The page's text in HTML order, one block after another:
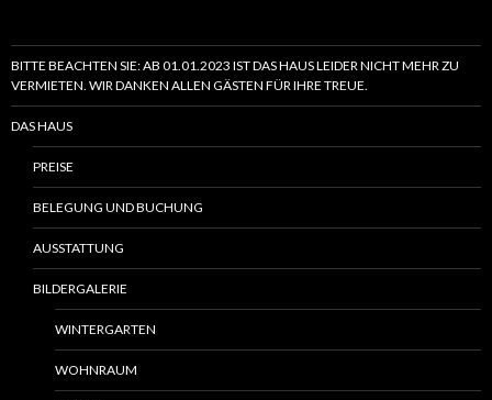
BITTE BEACHTEN SIE: AB 01.01.2023 IST DAS HAUS LEIDER NICHT MEHR ZU
VERMIETEN. WIR DANKEN ALLEN GÄSTEN FÜR IHRE TREUE.
DAS HAUS
PREISE
BELEGUNG UND BUCHUNG
AUSSTATTUNG
BILDERGALERIE
WINTERGARTEN
WOHNRAUM